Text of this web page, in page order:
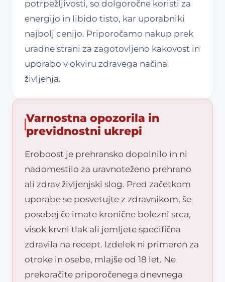
potrpežljivosti, so dolgoročne koristi za
energijo in libido tisto, kar uporabniki
najbolj cenijo. Priporočamo nakup prek
uradne strani za zagotovljeno kakovost in
uporabo v okviru zdravega načina
življenja.
Varnostna opozorila in
previdnostni ukrepi
Eroboost je prehransko dopolnilo in ni
nadomestilo za uravnoteženo prehrano
ali zdrav življenjski slog. Pred začetkom
uporabe se posvetujte z zdravnikom, še
posebej če imate kronične bolezni srca,
visok krvni tlak ali jemljete specifična
zdravila na recept. Izdelek ni primeren za
otroke in osebe, mlajše od 18 let. Ne
prekoračite priporočenega dnevnega